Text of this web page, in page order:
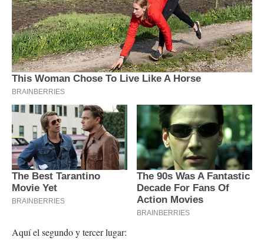
Aquí el segundo y tercer lugar: